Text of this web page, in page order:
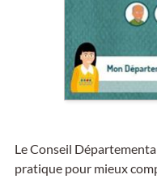
Le Conseil
pratique pour mieux